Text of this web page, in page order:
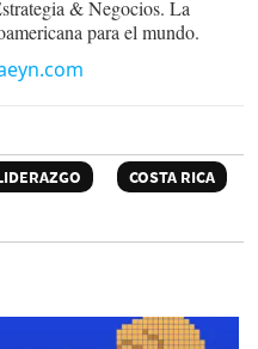
& Negocios. La
para el mundo.
COSTA RICA